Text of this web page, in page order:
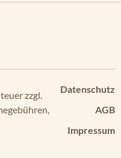
Datenschutz
AGB
Impressum
zzgl.